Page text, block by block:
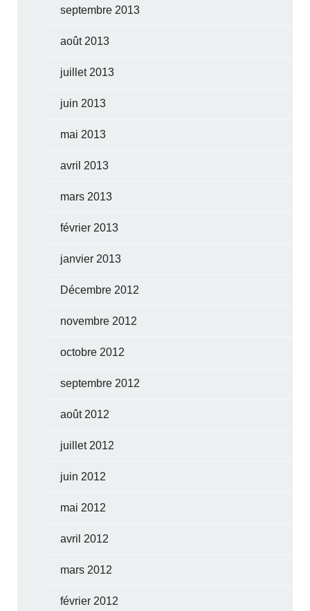
septembre 2013
août 2013
juillet 2013
juin 2013
mai 2013
avril 2013
mars 2013
février 2013
janvier 2013
Décembre 2012
novembre 2012
octobre 2012
septembre 2012
août 2012
juillet 2012
juin 2012
mai 2012
avril 2012
mars 2012
février 2012